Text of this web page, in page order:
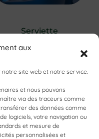
aux
site web et notre service.
et nous pouvons
via des traceurs comme
des données comme
logiciels, votre navigation ou
et mesure de
personnalisées et
Serviette
(6 boîtes de
Ajouter au panier
100 draps (4 rouleaux
de 25)